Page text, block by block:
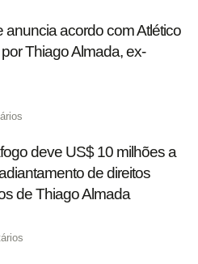
anuncia acordo com Atlético
Thiago Almada, ex-
deve US$ 10 milhões a
de direitos
de Thiago Almada